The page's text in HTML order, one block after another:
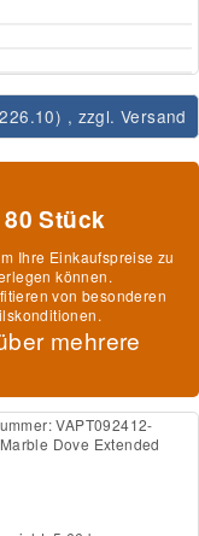
) , zzgl. Versand
Stück
Ihre Einkaufspreise zu
können.
von besonderen
mehrere
VAPT092412-
Dove Extended